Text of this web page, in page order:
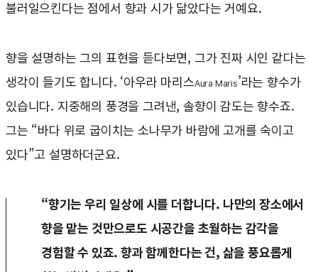
불러일으킨다는 점에서 향과 시가 닮았다는 거예요.
향을 설명하는 그의 표현을 듣다보면, 그가 진짜 시인 같다는
생각이 들기도 합니다. ‘아우라 마리스Aura Maris’라는 향수가
있습니다. 지중해의 풍경을 그려낸, 솔향이 감도는 향수죠.
그는 “바다 위로 굽이치는 소나무가 바람에 고개를 숙이고
있다”고 설명하더군요.
“향기는 우리 일상에 시를 더합니다. 나만의 장소에서
향을 맡는 것만으로도 시공간을 초월하는 감각을
경험할 수 있죠. 향과 함께한다는 건, 삶을 풍요롭게